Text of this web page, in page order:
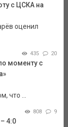
с ЦСКА на
оценил
435 20
моменту с
что ...
808 9
4:0